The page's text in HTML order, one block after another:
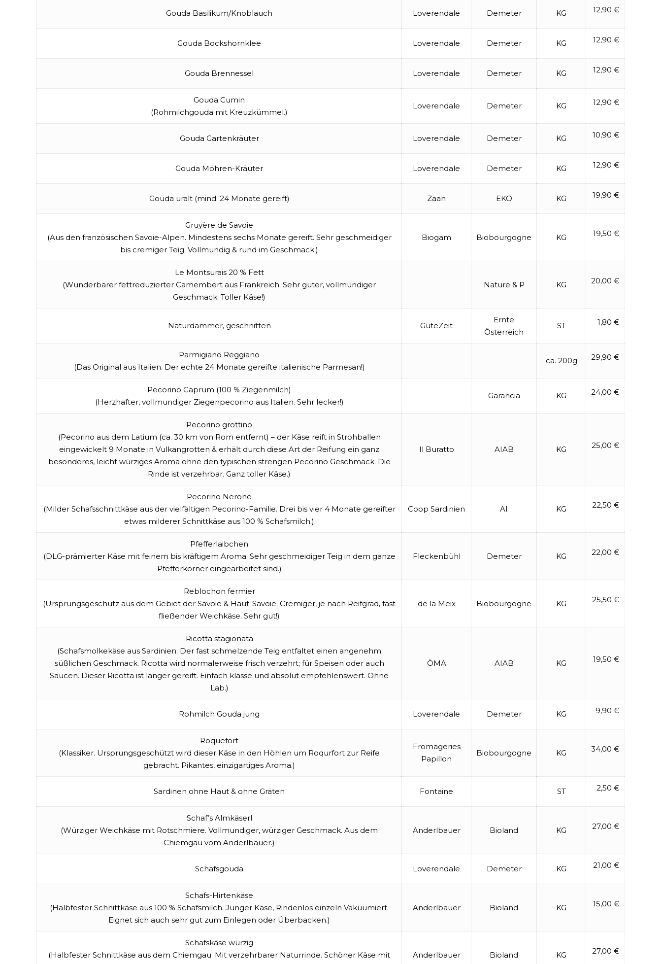
Gouda Basilikum/Knoblauch Loverendale Demeter KG 12,90 €
Gouda Bockshornklee Loverendale Demeter KG 12,90 €
Gouda Brennessel Loverendale Demeter KG 12,90 €
Gouda Cumin
(Rohmilchgouda mit Kreuzkümmel.)
Loverendale Demeter KG 12,90 €
Gouda Gartenkräuter Loverendale Demeter KG 10,90 €
Gouda Möhren-Kräuter Loverendale Demeter KG 12,90 €
Gouda uralt (mind. 24 Monate gereift) Zaan EKO KG 19,90 €
Gruyère de Savoie
(Aus den französischen Savoie-Alpen. Mindestens sechs Monate gereift. Sehr geschmeidiger
bis cremiger Teig. Vollmundig & rund im Geschmack.)
Biogam Biobourgogne KG 19,50 €
Le Montsurais 20 % Fett
(Wunderbarer fettreduzierter Camembert aus Frankreich. Sehr guter, vollmundiger
Geschmack. Toller Käse!)
Nature & P KG 20,00 €
Naturdammer, geschnitten GuteZeit
Ernte
Österreich
ST 1,80 €
Parmigiano Reggiano
(Das Original aus Italien. Der echte 24 Monate gereifte italienische Parmesan!)
ca. 200g 29,90 €
Pecorino Caprum (100 % Ziegenmilch)
(Herzhafter, vollmundiger Ziegenpecorino aus Italien. Sehr lecker!)
Garancia KG 24,00 €
Pecorino grottino
(Pecorino aus dem Latium (ca. 30 km von Rom entfernt) – der Käse reift in Strohballen
eingewickelt 9 Monate in Vulkangrotten & erhält durch diese Art der Reifung ein ganz
besonderes, leicht würziges Aroma ohne den typischen strengen Pecorino Geschmack. Die
Rinde ist verzehrbar. Ganz toller Käse.)
Il Buratto AIAB KG 25,00 €
Pecorino Nerone
(Milder Schafsschnittkäse aus der vielfältigen Pecorino-Familie. Drei bis vier 4 Monate gereifter
etwas milderer Schnittkäse aus 100 % Schafsmilch.)
Coop Sardinien AI KG 22,50 €
Pfefferlaibchen
(DLG-prämierter Käse mit feinem bis kräftigem Aroma. Sehr geschmeidiger Teig in dem ganze
Pfefferkörner eingearbeitet sind.)
Fleckenbühl Demeter KG 22,00 €
Reblochon fermier
(Ursprungsgeschütz aus dem Gebiet der Savoie & Haut-Savoie. Cremiger, je nach Reifgrad, fast
fließender Weichkäse. Sehr gut!)
de la Meix Biobourgogne KG 25,50 €
Ricotta stagionata
(Schafsmolkekäse aus Sardinien. Der fast schmelzende Teig entfaltet einen angenehm
süßlichen Geschmack. Ricotta wird normalerweise frisch verzehrt; für Speisen oder auch
Saucen. Dieser Ricotta ist länger gereift. Einfach klasse und absolut empfehlenswert. Ohne
Lab.)
ÖMA AIAB KG 19,50 €
Rohmilch Gouda jung Loverendale Demeter KG 9,90 €
Roquefort
(Klassiker. Ursprungsgeschützt wird dieser Käse in den Höhlen um Roqurfort zur Reife
gebracht. Pikantes, einzigartiges Aroma.)
Fromageries
Papillon
Biobourgogne KG 34,00 €
Sardinen ohne Haut & ohne Gräten Fontaine ST 2,50 €
Schaf’s Almkäserl
(Würziger Weichkäse mit Rotschmiere. Vollmundiger, würziger Geschmack. Aus dem
Chiemgau vom Anderlbauer.)
Anderlbauer Bioland KG 27,00 €
Schafsgouda Loverendale Demeter KG 21,00 €
Schafs-Hirtenkäse
(Halbfester Schnittkäse aus 100 % Schafsmilch. Junger Käse, Rindenlos einzeln Vakuumiert.
Eignet sich auch sehr gut zum Einlegen oder Überbacken.)
Anderlbauer Bioland KG 15,00 €
Schafskäse würzig
(Halbfester Schnittkäse aus dem Chiemgau. Mit verzehrbarer Naturrinde. Schöner Käse mit
Anderlbauer Bioland KG 27,00 €